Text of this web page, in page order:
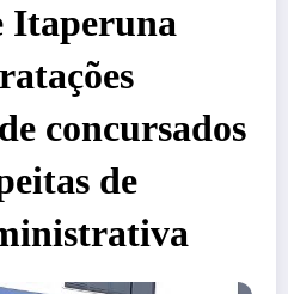
Itaperuna
concursados
de